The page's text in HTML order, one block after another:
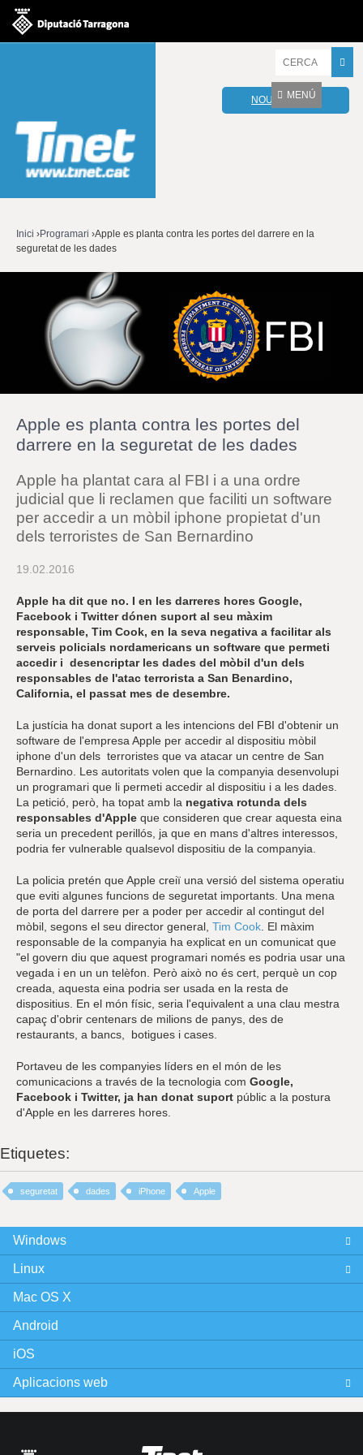
r
o
v
s
p
u
e
s
c
a
u
NOU WEBMAIL
MENÚ
Esteu
Inici ›Programari ›Apple es planta contra les portes del darrere en la
seguretat de les dades
Apple es planta contra les portes del
darrere en la seguretat de les dades
Apple ha plantat cara al FBI i a una ordre
judicial que li reclamen que faciliti un software
per accedir a un mòbil iphone propietat d'un
dels terroristes de San Bernardino
19.02.2016
Apple ha dit que no. I en les darreres hores Google,
Facebook i Twitter dónen suport al seu màxim
responsable, Tim Cook, en la seva negativa a facilitar als
serveis policials nordamericans un software que permeti
accedir i desencriptar les dades del mòbil d'un dels
responsables de l'atac terrorista a San Benardino,
California, el passat mes de desembre.
La justícia ha donat suport a les intencions del FBI d'obtenir un
software de l'empresa Apple per accedir al dispositiu mòbil
iphone d'un dels terroristes que va atacar un centre de San
Bernardino. Les autoritats volen que la companyia desenvolupi
un programari que li permeti accedir al dispositiu i a les dades.
La petició, però, ha topat amb la negativa rotunda dels
responsables d'Apple que consideren que crear aquesta eina
seria un precedent perillós, ja que en mans d'altres interessos,
podria fer vulnerable qualsevol dispositiu de la companyia.
La policia pretén que Apple creiï una versió del sistema operatiu
que eviti algunes funcions de seguretat importants. Una mena
de porta del darrere per a poder per accedir al contingut del
mòbil, segons el seu director general, Tim Cook . El màxim
responsable de la companyia ha explicat en un comunicat que
"el govern diu que aquest programari només es podria usar una
vegada i en un un telèfon. Però això no és cert, perquè un cop
creada, aquesta eina podria ser usada en la resta de
dispositius. En el món físic, seria l'equivalent a una clau mestra
capaç d'obrir centenars de milions de panys, des de
restaurants, a bancs, botigues i cases.
Portaveu de les companyies líders en el món de les
comunicacions a través de la tecnologia com Google,
Facebook i Twitter, ja han donat suport públic a la postura
d'Apple en les darreres hores.
Etiquetes:
seguretat dades iPhone Apple
Windows
Linux
Mac OS X
Android
iOS
Aplicacions web